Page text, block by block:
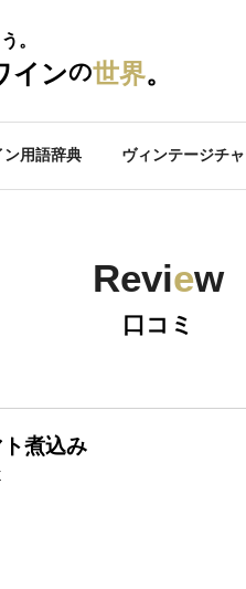
。
インの世界。
ン用語辞典 ヴィンテージチ
Review
口コミ
煮込み